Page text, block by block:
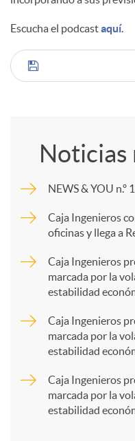
Escucha el podcastaquí.
C
p
a
Noticias
NEWS & YOU n.º
Caja Ingenieros
oficinas y llega a
Caja Ingenieros
marcada por la
estabilidad
Caja Ingenieros
marcada por la
estabilidad
Caja Ingenieros
marcada por la
estabilidad